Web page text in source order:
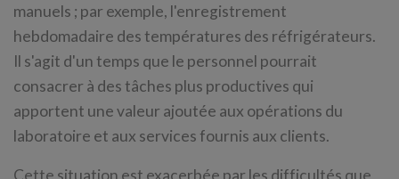
manuels ; par exemple, l'enregistrement
hebdomadaire des températures des réfrigérateurs.
Il s'agit d'un temps que le personnel pourrait
consacrer à des tâches plus productives qui
apportent une valeur ajoutée aux opérations du
laboratoire et aux services fournis aux clients.
Cette situation est exacerbée par les difficultés que